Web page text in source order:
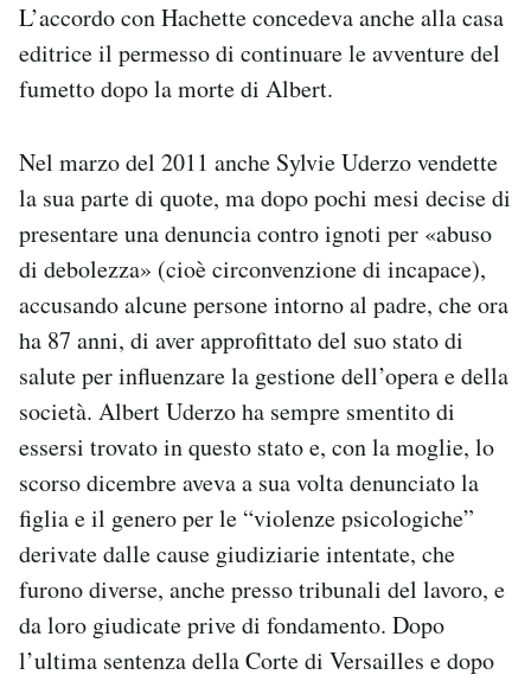
L’accordo con Hachette concedeva anche alla casa
editrice il permesso di continuare le avventure del
fumetto dopo la morte di Albert.
Nel marzo del 2011 anche Sylvie Uderzo vendette
la sua parte di quote, ma dopo pochi mesi decise di
presentare una denuncia contro ignoti per «abuso
di debolezza» (cioè circonvenzione di incapace),
accusando alcune persone intorno al padre, che ora
ha 87 anni, di aver approfittato del suo stato di
salute per influenzare la gestione dell’opera e della
società. Albert Uderzo ha sempre smentito di
essersi trovato in questo stato e, con la moglie, lo
scorso dicembre aveva a sua volta denunciato la
figlia e il genero per le “violenze psicologiche”
derivate dalle cause giudiziarie intentate, che
furono diverse, anche presso tribunali del lavoro, e
da loro giudicate prive di fondamento. Dopo
l’ultima sentenza della Corte di Versailles e dopo